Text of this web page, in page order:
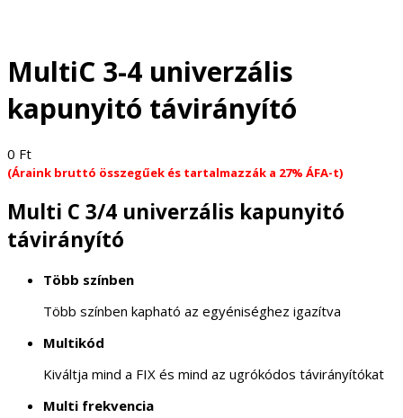
MultiC 3-4 univerzális
kapunyitó távirányító
0 Ft
(Áraink bruttó összegűek és tartalmazzák a 27% ÁFA-t)
Multi C 3/4 univerzális kapunyitó
távirányító
Több színben
Több színben kapható az egyéniséghez igazítva
Multikód
Kiváltja mind a FIX és mind az ugrókódos távirányítókat
Multi frekvencia